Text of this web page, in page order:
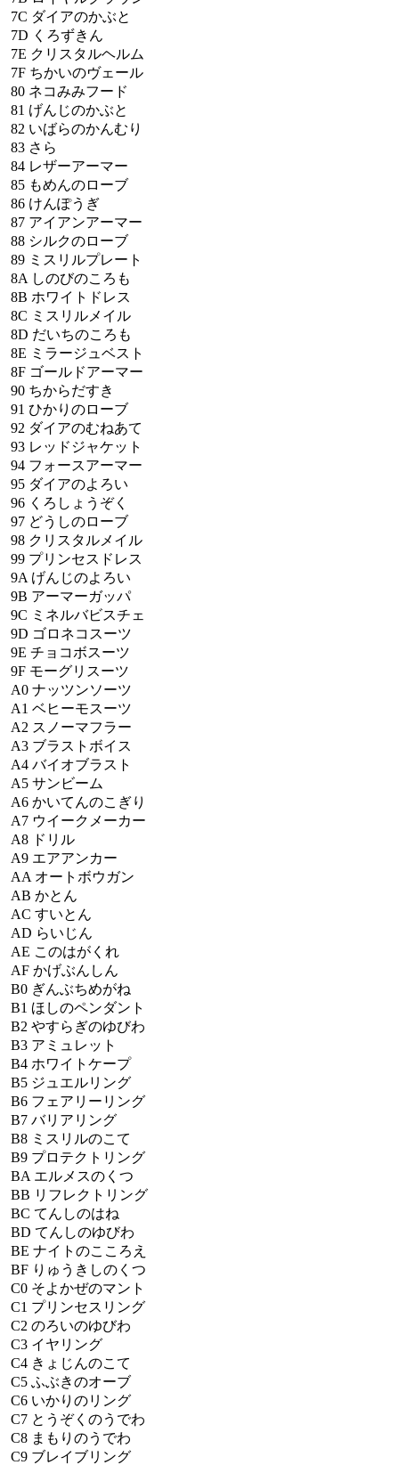
7C ダイアのかぶと
7D くろずきん
7E クリスタルヘルム
7F ちかいのヴェール
80 ネコみみフード
81 げんじのかぶと
82 いばらのかんむり
83 さら
84 レザーアーマー
85 もめんのローブ
86 けんぽうぎ
87 アイアンアーマー
88 シルクのローブ
89 ミスリルプレート
8A しのびのころも
8B ホワイトドレス
8C ミスリルメイル
8D だいちのころも
8E ミラージュベスト
8F ゴールドアーマー
90 ちからだすき
91 ひかりのローブ
92 ダイアのむねあて
93 レッドジャケット
94 フォースアーマー
95 ダイアのよろい
96 くろしょうぞく
97 どうしのローブ
98 クリスタルメイル
99 プリンセスドレス
9A げんじのよろい
9B アーマーガッパ
9C ミネルバビスチェ
9D ゴロネコスーツ
9E チョコボスーツ
9F モーグリスーツ
A0 ナッツンソーツ
A1 ベヒーモスーツ
A2 スノーマフラー
A3 ブラストボイス
A4 バイオブラスト
A5 サンビーム
A6 かいてんのこぎり
A7 ウイークメーカー
A8 ドリル
A9 エアアンカー
AA オートボウガン
AB かとん
AC すいとん
AD らいじん
AE このはがくれ
AF かげぶんしん
B0 ぎんぶちめがね
B1 ほしのペンダント
B2 やすらぎのゆびわ
B3 アミュレット
B4 ホワイトケープ
B5 ジュエルリング
B6 フェアリーリング
B7 バリアリング
B8 ミスリルのこて
B9 プロテクトリング
BA エルメスのくつ
BB リフレクトリング
BC てんしのはね
BD てんしのゆびわ
BE ナイトのこころえ
BF りゅうきしのくつ
C0 そよかぜのマント
C1 プリンセスリング
C2 のろいのゆびわ
C3 イヤリング
C4 きょじんのこて
C5 ふぶきのオーブ
C6 いかりのリング
C7 とうぞくのうでわ
C8 まもりのうでわ
C9 ブレイブリング